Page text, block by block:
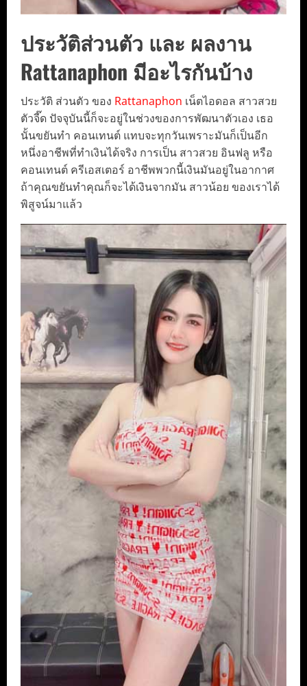
ประวัติส่วนตัว และ ผลงาน
Rattanaphon มีอะไรกันบ้าง
ประวัติ ส่วนตัว ของ Rattanaphon เน็ตไอดอล สาวสวย
ตัวจี๊ด ปัจจุบันนี้ก็จะอยู่ในช่วงของการพัฒนาตัวเอง เธอ
นั้นขยันทำ คอนเทนต์ แทบจะทุกวันเพราะมันก็เป็นอีก
หนึ่งอาชีพที่ทำเงินได้จริง การเป็น สาวสวย อินฟลู หรือ
คอนเทนต์ ครีเอสเตอร์ อาชีพพวกนี้เงินมันอยู่ในอากาศ
ถ้าคุณขยันทำคุณก็จะได้เงินจากมัน สาวน้อย ของเราได้
พิสูจน์มาแล้ว